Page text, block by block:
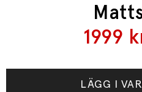
1999
LÄGG I